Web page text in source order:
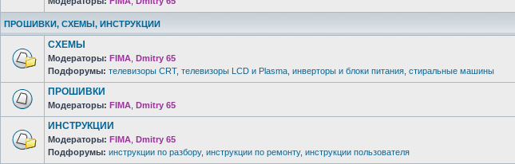
ПРОШИВКИ, СХЕМЫ, ИНСТРУКЦИИ
СХЕМЫ
Модераторы: FIMA Dmitry 65
Подфорумы: телевизоры CRT, телевизоры LCD и Plasma инверторы и блоки питания стиральные машины
ПРОШИВКИ
Модераторы: FIMA Dmitry 65
ИНСТРУКЦИИ
Модераторы: FIMA Dmitry 65
Подфорумы: инструкции по разбору, инструкции по ремонту, инструкции пользователя